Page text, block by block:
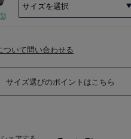
ついて問い合わせる
サイズ選びのポイントはこちら